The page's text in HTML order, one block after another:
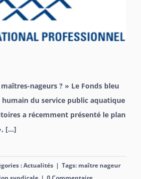
nageurs ? » Le Fonds bleu
du service public aquatique
a récemment présenté le plan
[...]
:Actualités | Tags: maître nageur